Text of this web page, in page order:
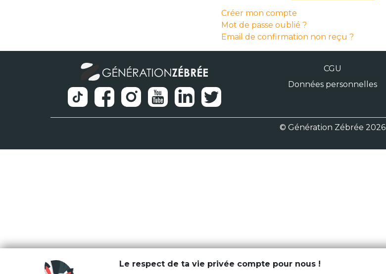
Créer mon compte
Mot de passe oublié ?
Email de confirmation non reçu ?
CGU
Données personnelles
© Génération Zébrée 2026
Le respect de ta vie privée compte pour nous !